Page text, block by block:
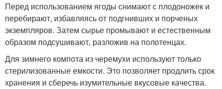
Перед использованием ягоды снимают с плодоножек и
перебирают, избавляясь от подгнивших и порченых
экземпляров. Затем сырье промывают и естественным
образом подсушивают, разложив на полотенцах.
Для зимнего компота из черемухи используют только
стерилизованные емкости. Это позволяет продлить срок
хранения и сберечь изумительные вкусовые качества.